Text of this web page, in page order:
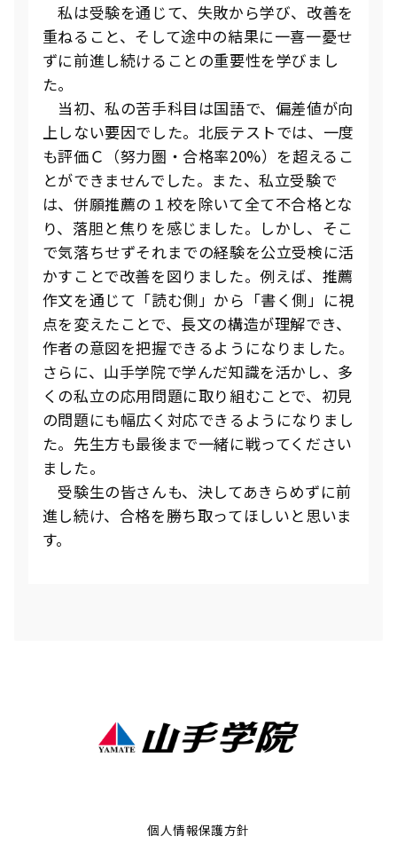
私は受験を通じて、失敗から学び、改善を
重ねること、そして途中の結果に一喜一憂せ
ずに前進し続けることの重要性を学びまし
た。
当初、私の苦手科目は国語で、偏差値が向
上しない要因でした。北辰テストでは、一度
も評価Ｃ（努力圏・合格率20%）を超えるこ
とができませんでした。また、私立受験で
は、併願推薦の１校を除いて全て不合格とな
り、落胆と焦りを感じました。しかし、そこ
で気落ちせずそれまでの経験を公立受検に活
かすことで改善を図りました。例えば、推薦
作文を通じて「読む側」から「書く側」に視
点を変えたことで、長文の構造が理解でき、
作者の意図を把握できるようになりました。
さらに、山手学院で学んだ知識を活かし、多
くの私立の応用問題に取り組むことで、初見
の問題にも幅広く対応できるようになりまし
た。先生方も最後まで一緒に戦ってください
ました。
受験生の皆さんも、決してあきらめずに前
進し続け、合格を勝ち取ってほしいと思いま
す。
個人情報保護方針